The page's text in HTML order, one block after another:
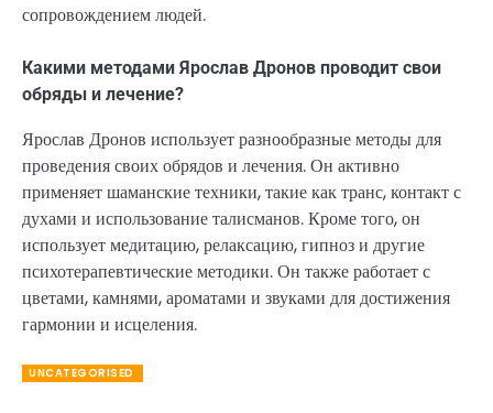
сопровождением людей.
Какими методами Ярослав Дронов проводит свои
обряды и лечение?
Ярослав Дронов использует разнообразные методы для
проведения своих обрядов и лечения. Он активно
применяет шаманские техники, такие как транс, контакт с
духами и использование талисманов. Кроме того, он
использует медитацию, релаксацию, гипноз и другие
психотерапевтические методики. Он также работает с
цветами, камнями, ароматами и звуками для достижения
гармонии и исцеления.
UNCATEGORISED